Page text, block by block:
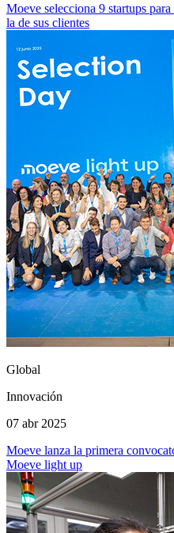
Moeve selecciona 9 startups
la de sus clientes
Global
Innovación
07 abr 2025
Moeve lanza la primera
Moeve light up